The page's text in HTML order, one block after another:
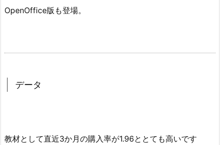
OpenOffice版も登場。
データ
教材として直近3か月の購入率が1.96ととても高いです